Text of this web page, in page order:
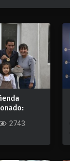
2743